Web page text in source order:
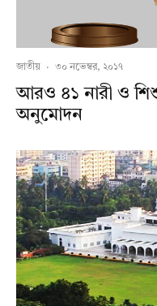
জাতীয় · ৩০ নভেম্বর, ২০১৭
আরও ৪১ নারী ও শিশু
অনুমোদন